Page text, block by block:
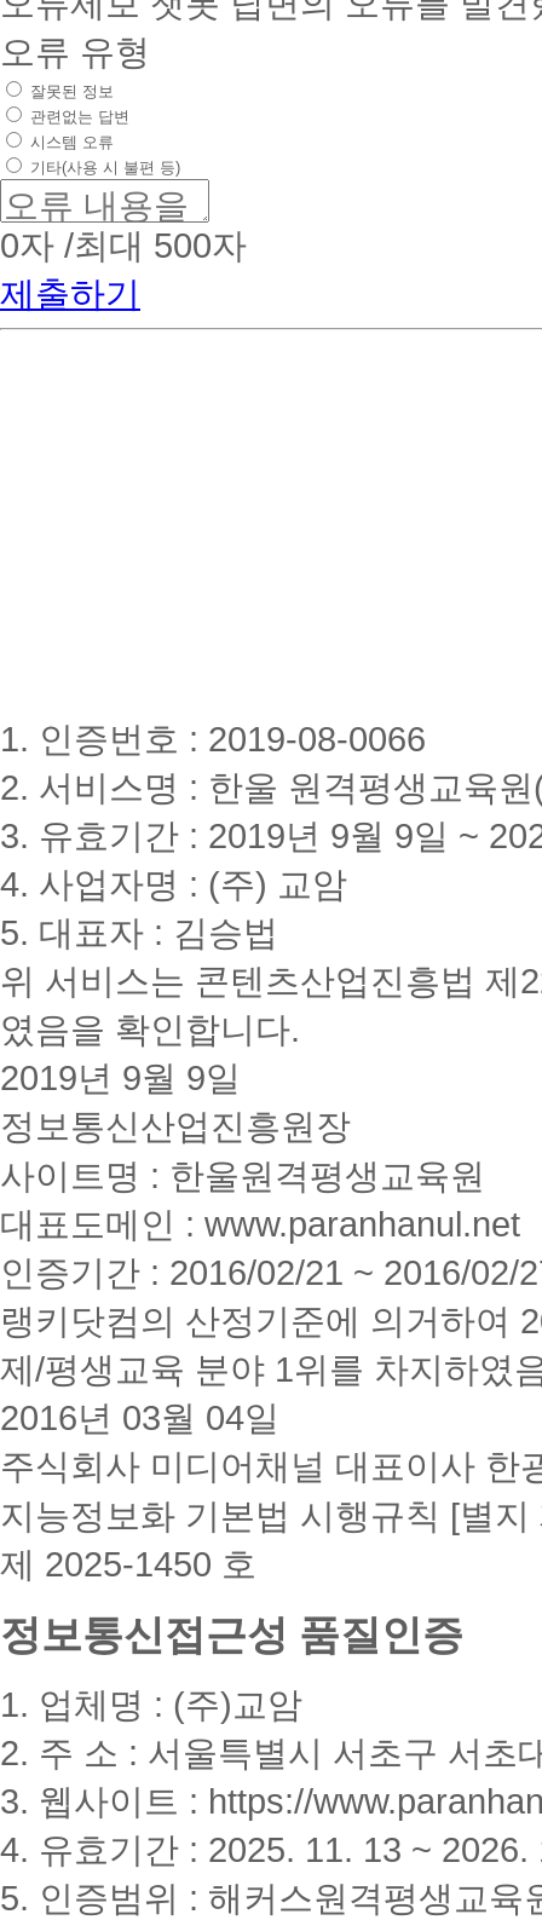
오류 유형
잘못된 정보
관련없는 답변
시스템 오류
기타(사용 시 불편 등)
0자 /최대 500자
제출하기
1. 인증번호 : 2019-08-0066
2. 서비스명 : 한울 원격평생교육
3. 유효기간 : 2019년 9월 9일 ~
4. 사업자명 : (주) 교암
5. 대표자 : 김승법
위 서비스는 콘텐츠산업진흥법 제
였음을 확인합니다.
2019년 9월 9일
정보통신산업진흥원장
사이트명 : 한울원격평생교육원
대표도메인 : www.paranhanul.net
인증기간 : 2016/02/21 ~ 2016/02/
랭키닷컴의 산정기준에 의거하여
제/평생교육 분야 1위를 차지하였
2016년 03월 04일
주식회사 미디어채널 대표이사 한
지능정보화 기본법 시행규칙 [별지
제 2025-1450 호
정보통신접근성 품질인증
1. 업체명 : (주)교암
2. 주 소 : 서울특별시 서초구 서초
3. 웹사이트 : https://
4. 유효기간 : 2025. 11. 13 ~ 2026.
5. 인증범위 : 해커스원격평생교육